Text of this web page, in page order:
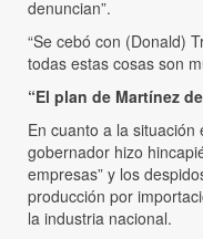
denuncian”.
“Se cebó con (Donald)
todas estas cosas son
“El plan de Martínez
En cuanto a la
gobernador hizo
empresas” y los
producción por
la industria nacional.